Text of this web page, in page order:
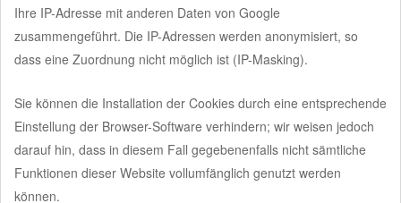
Ihre IP-Adresse mit anderen Daten von Google
zusammengeführt. Die IP-Adressen werden anonymisiert, so
dass eine Zuordnung nicht möglich ist (IP-Masking).
Sie können die Installation der Cookies durch eine entsprechende
Einstellung der Browser-Software verhindern; wir weisen jedoch
darauf hin, dass in diesem Fall gegebenenfalls nicht sämtliche
Funktionen dieser Website vollumfänglich genutzt werden
können.